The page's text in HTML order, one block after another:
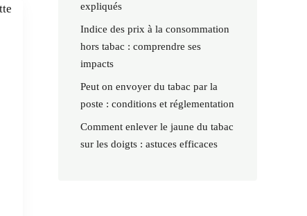
expliqués
Indice des prix à la consommation
hors tabac : comprendre ses
impacts
Peut on envoyer du tabac par la
poste : conditions et réglementation
Comment enlever le jaune du tabac
sur les doigts : astuces efficaces